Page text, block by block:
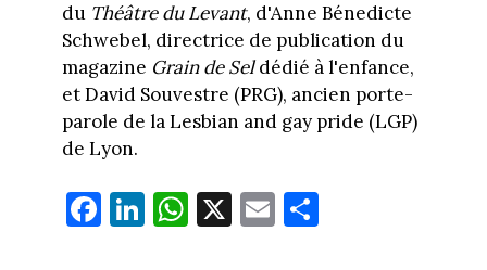
du Théâtre du Levant, d'Anne Bénedicte
Schwebel, directrice de publication du
magazine Grain de Seldédié à l'enfance,
et David Souvestre (PRG), ancien porte-
parole de la Lesbian and gay pride (LGP)
de Lyon.
Fa
ce
Li
nk
W
ha
X E
m
Pa
rt